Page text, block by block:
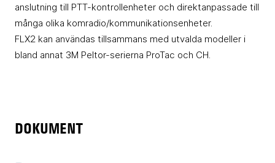
anslutning till PTT-kontrollenheter och direktanpassade till
många olika komradio/kommunikationsenheter.
FLX2 kan användas tillsammans med utvalda modeller i
bland annat 3M Peltor-serierna ProTac och CH.
DOKUMENT